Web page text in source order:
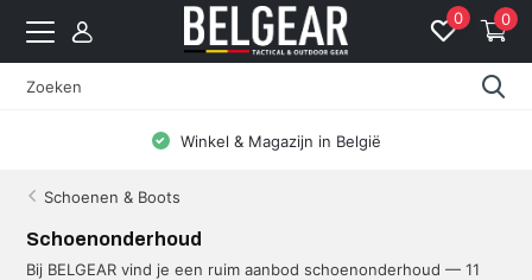
0 0
Winkel & Magazijn in België
Schoenen & Boots
Schoenonderhoud
Bij BELGEAR vind je een ruim aanbod schoenonderhoud — 11